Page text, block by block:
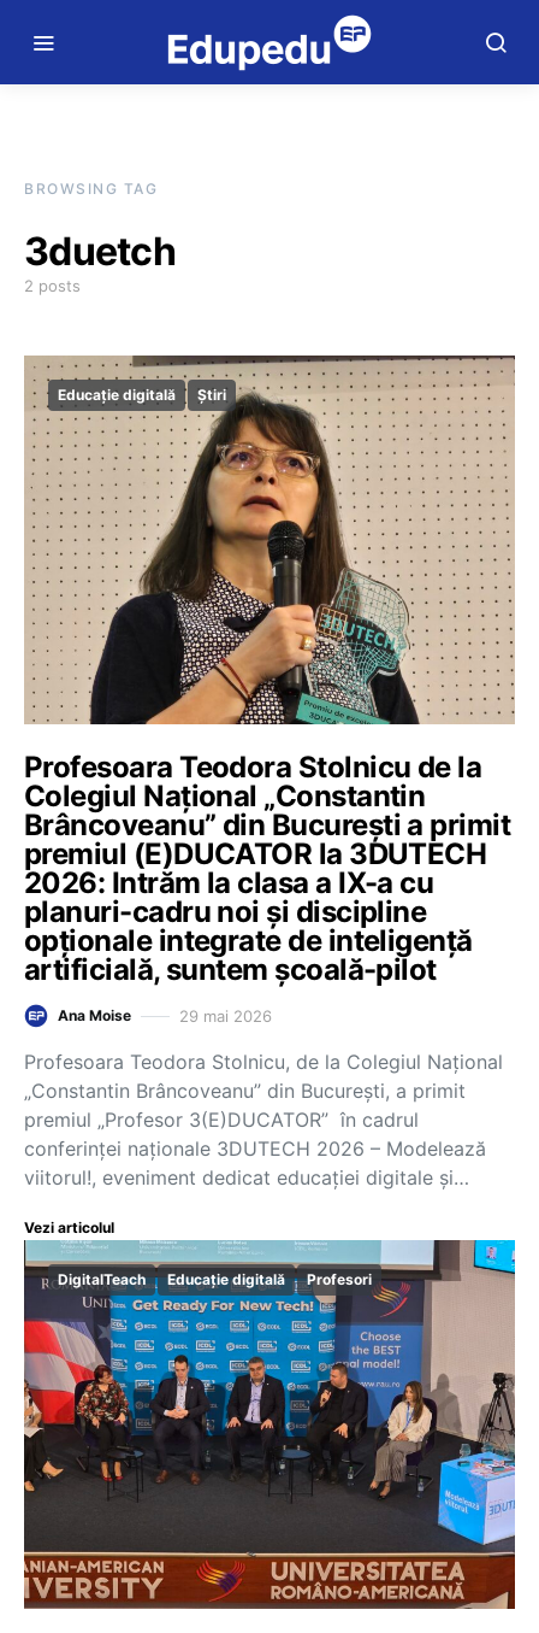
BROWSING TAG
3duetch
2 posts
Educație digitală Știri
Profesoara Teodora Stolnicu de la
Colegiul Național „Constantin
Brâncoveanu” din București a primit
premiul (E)DUCATOR la 3DUTECH
2026: Intrăm la clasa a IX-a cu
planuri-cadru noi și discipline
opționale integrate de inteligență
artificială, suntem școală-pilot
Ana Moise 29 mai 2026
Profesoara Teodora Stolnicu, de la Colegiul Național
„Constantin Brâncoveanu” din București, a primit
premiul „Profesor 3(E)DUCATOR” în cadrul
conferinței naționale 3DUTECH 2026 – Modelează
viitorul!, eveniment dedicat educației digitale și…
Vezi articolul
DigitalTeach Educație digitală Profesori